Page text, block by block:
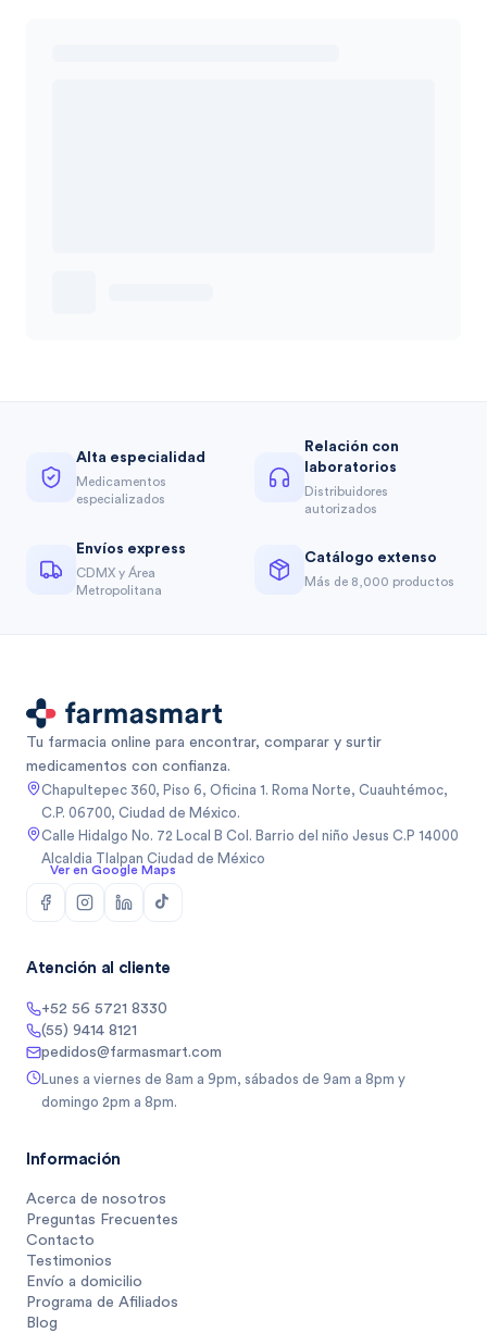
Alta especialidad
Medicamentos
especializados
Relación con
laboratorios
Distribuidores
autorizados
Envíos express
CDMX y Área
Metropolitana
Catálogo extenso
Más de 8,000 productos
Tu farmacia online para encontrar, comparar y surtir
medicamentos con confianza.
Chapultepec 360, Piso 6, Oficina 1. Roma Norte, Cuauhtémoc,
C.P. 06700, Ciudad de México.
Calle Hidalgo No. 72 Local B Col. Barrio del niño Jesus C.P 14000
Alcaldia Tlalpan Ciudad de México
Ver en Google Maps
Atención al cliente
+52 56 5721 8330
(55) 9414 8121
pedidos@farmasmart.com
Lunes a viernes de 8am a 9pm, sábados de 9am a 8pm y
domingo 2pm a 8pm.
Información
Acerca de nosotros
Preguntas Frecuentes
Contacto
Testimonios
Envío a domicilio
Programa de Afiliados
Blog